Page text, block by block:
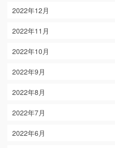
2022年12月
2022年11月
2022年10月
2022年9月
2022年8月
2022年7月
2022年6月